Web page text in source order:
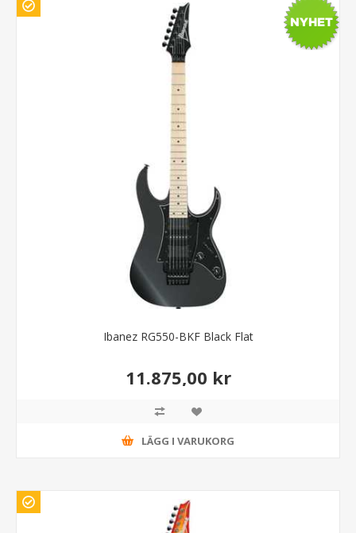
Ibanez RG550-BKF Black Flat
11.875,00 kr
LÄGG I VARUKORG